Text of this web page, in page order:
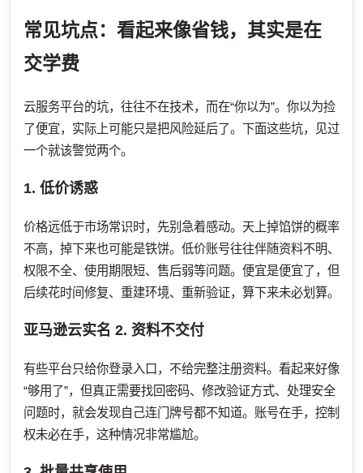
常见坑点：看起来像省钱，其实是在
交学费
云服务平台的坑，往往不在技术，而在“你以为”。你以为捡
了便宜，实际上可能只是把风险延后了。下面这些坑，见过
一个就该警觉两个。
1. 低价诱惑
价格远低于市场常识时，先别急着感动。天上掉馅饼的概率
不高，掉下来也可能是铁饼。低价账号往往伴随资料不明、
权限不全、使用期限短、售后弱等问题。便宜是便宜了，但
后续花时间修复、重建环境、重新验证，算下来未必划算。
亚马逊云实名 2. 资料不交付
有些平台只给你登录入口，不给完整注册资料。看起来好像
“够用了”，但真正需要找回密码、修改验证方式、处理安全
问题时，就会发现自己连门牌号都不知道。账号在手，控制
权未必在手，这种情况非常尴尬。